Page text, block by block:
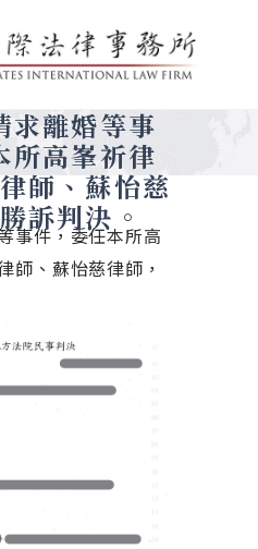
求離婚等事
所高峯祈律
師、蘇怡慈
訴判決。
事件，委任本所高
師、蘇怡慈律師，